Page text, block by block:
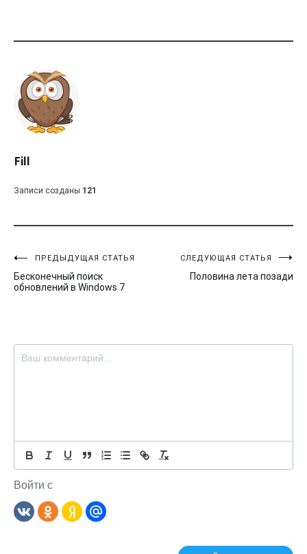
Fill
Записи созданы 121
Навигация
по
ПРЕДЫДУЩАЯ СТАТЬЯ
Бесконечный поиск
обновлений в Windows 7
СЛЕДУЮЩАЯ СТАТЬЯ
Половина лета позади
Войти с